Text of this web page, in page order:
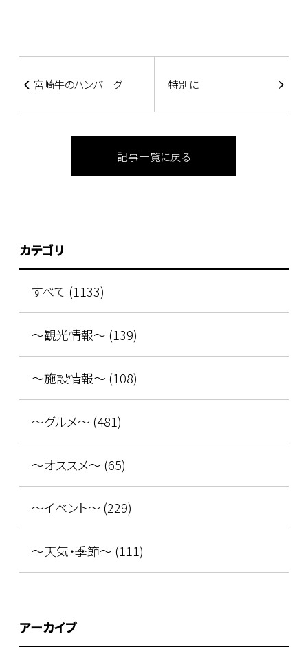
宮崎牛のハンバーグ 特別に
記事一覧に戻る
カテゴリ
すべて (1133)
～観光情報～ (139)
～施設情報～ (108)
～グルメ～ (481)
～オススメ～ (65)
～イベント～ (229)
～天気・季節～ (111)
アーカイブ